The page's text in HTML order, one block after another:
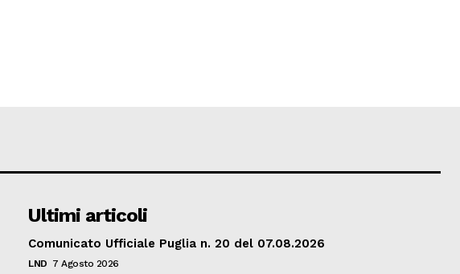
Ultimi articoli
Comunicato Ufficiale Puglia n. 20 del 07.08.2026
LND 7 Agosto 2026